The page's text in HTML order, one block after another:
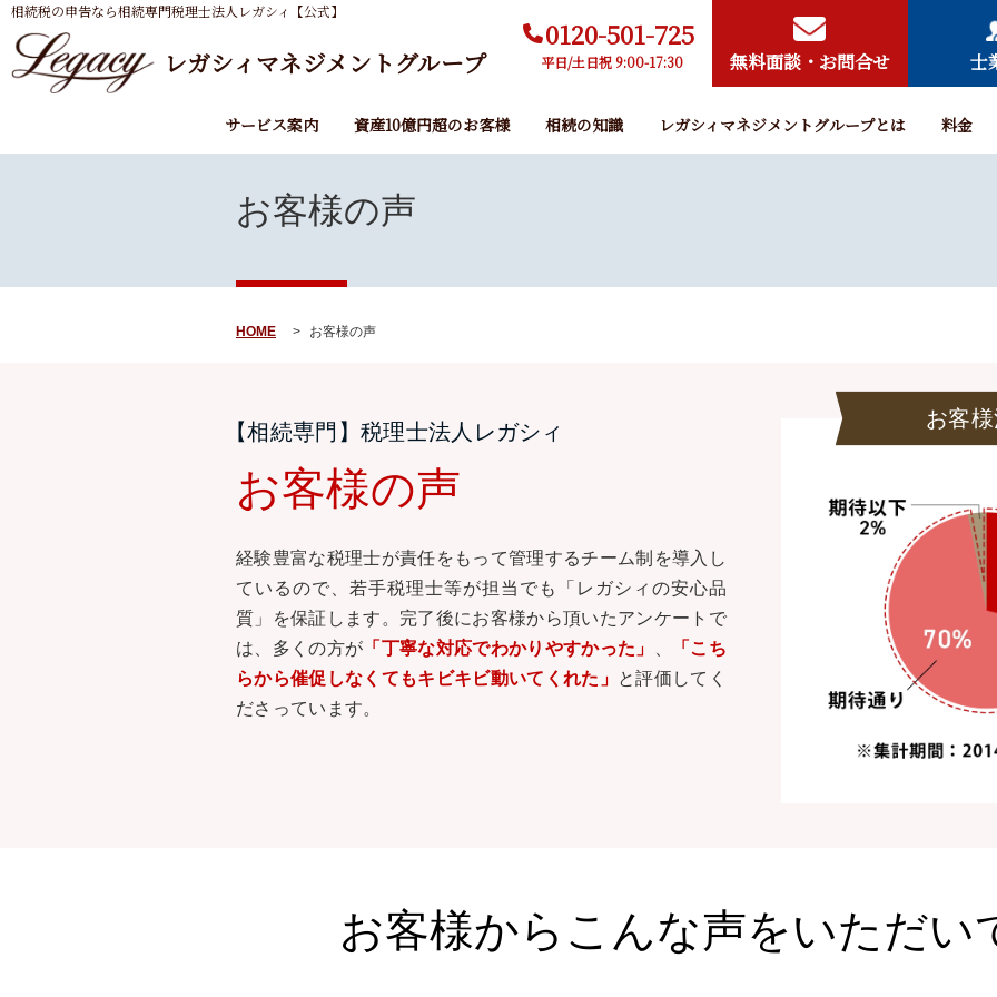
相続税の申告なら相続専門税理士法人レガシィ【公式】
レガシィマネジメントグループ
0120-501-725
平日/土日祝 9:00-17:30 無料面談・お問合せ 士
サービス案内 資産10億円超のお客様 相続の知識 レガシィマネジメントグループとは 料金
お客様の声
HOME お客様の声
【相続専門】税理士法人レガシィ
お客様の声
経験豊富な税理士が責任をもって管理するチーム制を導入し
ているので、若手税理士等が担当でも「レガシィの安心品
質」を保証します。完了後にお客様から頂いたアンケートで
は、多くの方が 「丁寧な対応でわかりやすかった」
「こち
らから催促しなくてもキビキビ動いてくれた」 と評価してく
ださっています。
お客
お客様からこんな声をいただい